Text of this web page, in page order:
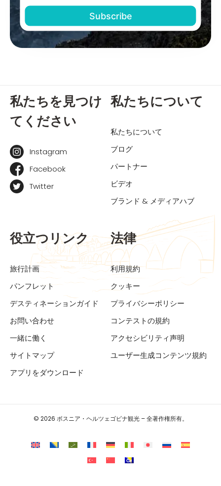
私たちを見つけ
てください
Instagram
Facebook
Twitter
私たちについて
私たちについて
ブログ
パートナー
ビデオ
ブランド & メディアハブ
役立つリンク
旅行計画
パンフレット
デスティネーションガイド
お問い合わせ
一緒に働く
サイトマップ
アプリをダウンロード
法律
利用規約
クッキー
プライバシーポリシー
コンテストの規約
アクセシビリティ声明
ユーザー生成コンテンツ規約
© 2026 ボスニア・ヘルツェゴビナ観光 – 全著作権所有。